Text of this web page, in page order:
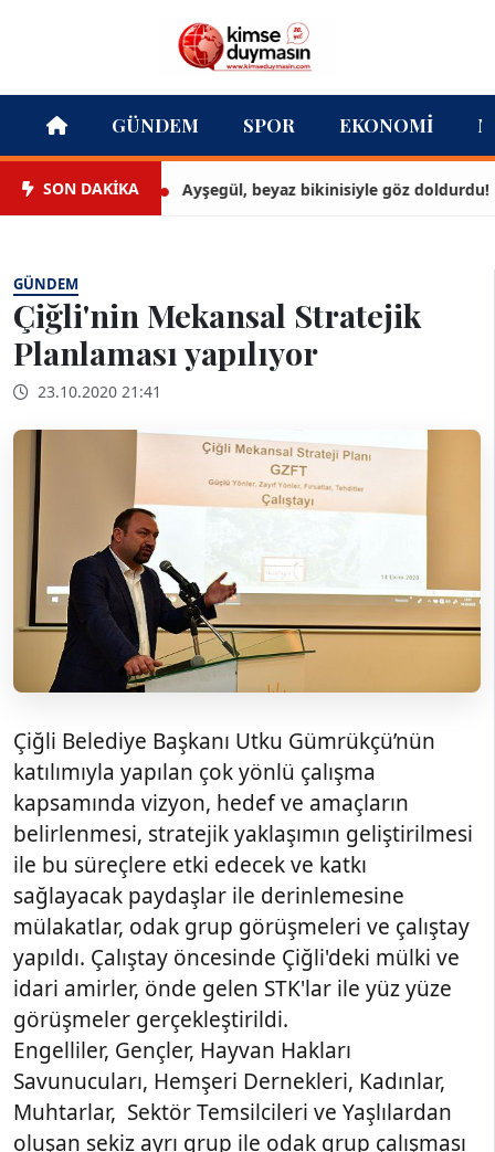
GÜNDEM SPOR EKONOMI
SON DAKİKA Ayşegül, beyaz bikinisiyle göz doldurdu!
GÜNDEM
Çiğli'nin Mekansal Stratejik
Planlaması yapılıyor
23.10.2020 21:41
Çiğli Belediye Başkanı Utku Gümrükçü’nün
katılımıyla yapılan çok yönlü çalışma
kapsamında vizyon, hedef ve amaçların
belirlenmesi, stratejik yaklaşımın geliştirilmesi
ile bu süreçlere etki edecek ve katkı
sağlayacak paydaşlar ile derinlemesine
mülakatlar, odak grup görüşmeleri ve çalıştay
yapıldı. Çalıştay öncesinde Çiğli'deki mülki ve
idari amirler, önde gelen STK'lar ile yüz yüze
görüşmeler gerçekleştirildi.
Engelliler, Gençler, Hayvan Hakları
Savunucuları, Hemşeri Dernekleri, Kadınlar,
Muhtarlar, Sektör Temsilcileri ve Yaşlılardan
oluşan sekiz ayrı grup ile odak grup çalışması